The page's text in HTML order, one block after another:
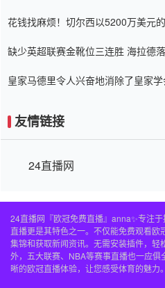
花钱找麻烦！切尔西以5200万美元
缺少英超联赛金靴位三连胜 海拉德
皇家马德里令人兴奋地消除了皇家
友情链接
24直播网
24直播网『欧冠免费直播』anna✨专注
直播更是其特色之一。不仅能免费观看
集锦和获取新闻资讯。无需安装插件，轻
外，五大联赛、NBA等赛事直播也一应
晰的欧冠直播体验，让您感受体育的魅力。